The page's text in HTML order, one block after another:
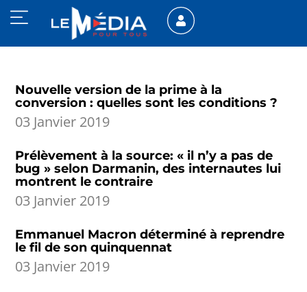
Nouvelle version de la prime à la
conversion : quelles sont les conditions ?
03 Janvier 2019
Prélèvement à la source: « il n’y a pas de
bug » selon Darmanin, des internautes lui
montrent le contraire
03 Janvier 2019
Emmanuel Macron déterminé à reprendre
le fil de son quinquennat
03 Janvier 2019